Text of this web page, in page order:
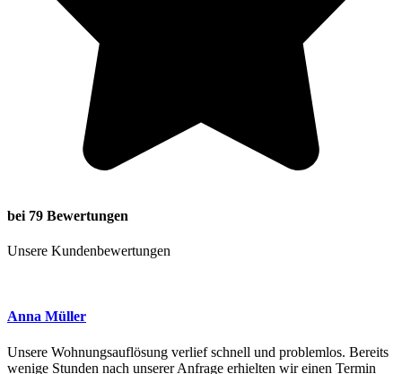
bei 79 Bewertungen
Unsere Kundenbewertungen
Anna Müller
Unsere Wohnungsauflösung verlief schnell und problemlos. Bereits
wenige Stunden nach unserer Anfrage erhielten wir einen Termin